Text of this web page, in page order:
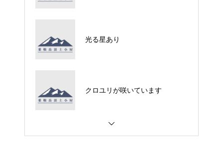
光る星あり
クロユリが咲いています